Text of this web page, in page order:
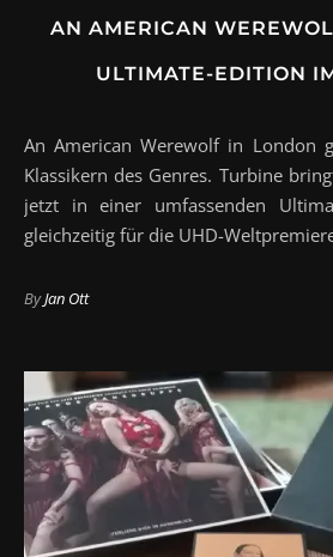
AN AMERICAN
ULTIMATE-EDITION
An American Werewolf in London gehört zu den großen
Klassikern des Genres. Turbine
jetzt in einer umfassenden
gleichzeitig für die UHD-
ByJan Ott